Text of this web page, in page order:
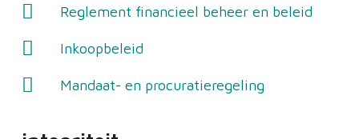
Reglement financieel beheer en beleid
Inkoopbeleid
Mandaat- en procuratieregeling